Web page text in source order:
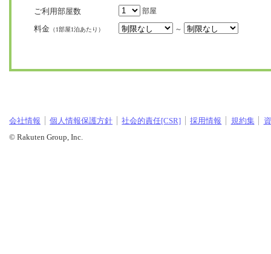
ご利用部屋数 部屋
料金 （1部屋1泊あたり） ～
会社情報 個人情報保護方針 社会的責任[CSR] 採用情報 規約集
© Rakuten Group, Inc.